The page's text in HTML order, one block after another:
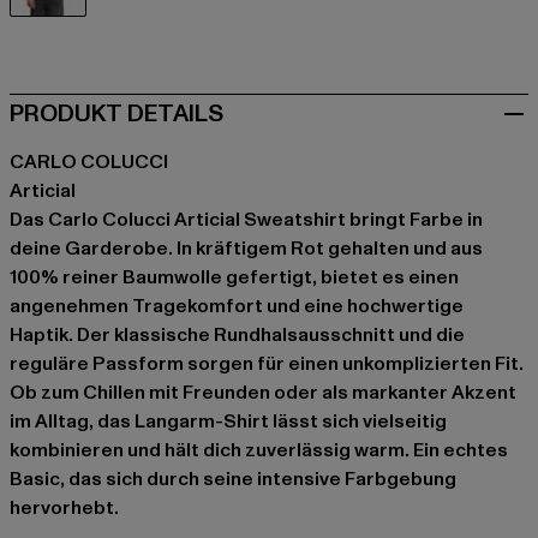
PRODUKT DETAILS
CARLO COLUCCI
Articial
Das Carlo Colucci Articial Sweatshirt bringt Farbe in
deine Garderobe. In kräftigem Rot gehalten und aus
100% reiner Baumwolle gefertigt, bietet es einen
angenehmen Tragekomfort und eine hochwertige
Haptik. Der klassische Rundhalsausschnitt und die
reguläre Passform sorgen für einen unkomplizierten Fit.
Ob zum Chillen mit Freunden oder als markanter Akzent
im Alltag, das Langarm-Shirt lässt sich vielseitig
kombinieren und hält dich zuverlässig warm. Ein echtes
Basic, das sich durch seine intensive Farbgebung
hervorhebt.